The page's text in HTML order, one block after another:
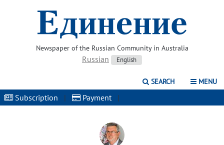
Newspaper of the Russian Community in Australia
Russian English
SEARCH MENU
Subscription | Payment |